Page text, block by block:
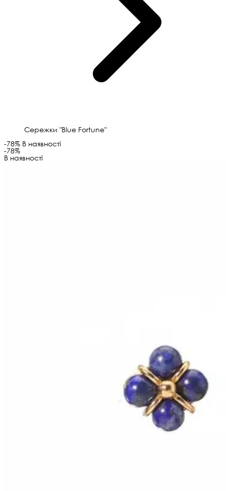
Сережки "Blue Fortune"
-78% В наявності
-78%
В наявності